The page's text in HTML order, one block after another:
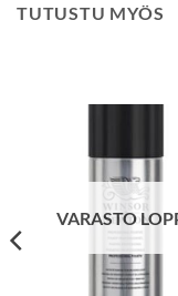
TUTUSTU MYÖS
VARASTO